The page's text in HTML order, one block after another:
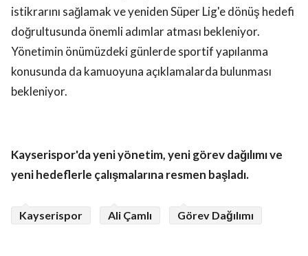
istikrarını sağlamak ve yeniden Süper Lig'e dönüş hedefi
doğrultusunda önemli adımlar atması bekleniyor.
Yönetimin önümüzdeki günlerde sportif yapılanma
konusunda da kamuoyuna açıklamalarda bulunması
bekleniyor.
Kayserispor'da yeni yönetim, yeni görev dağılımı ve
yeni hedeflerle çalışmalarına resmen başladı.
Kayserispor Ali Çamlı Görev Dağılımı